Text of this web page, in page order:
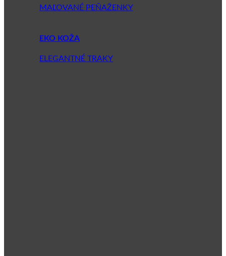
MAĽOVANÉ PEŇAŽENKY
EKO KOŽA
ELEGANTNÉ TRAKY